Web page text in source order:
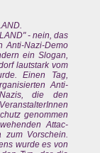
- nein, das
Anti-Nazi-Demo
ein Slogan,
lautstark vom
Einen Tag,
Anti-
die den
genommen
Attac-
zum Vorschein.
wurde es von